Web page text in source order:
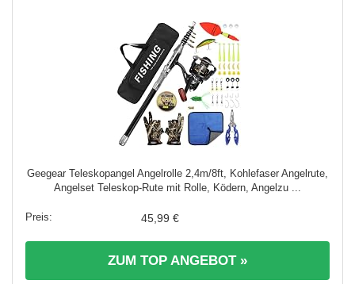
Geegear Teleskopangel Angelrolle 2,4m/8ft, Kohlefaser Angelrute,
Angelset Teleskop-Rute mit Rolle, Ködern, Angelzu ...
45,99 €
ZUM TOP ANGEBOT »